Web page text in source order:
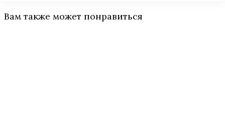
Вам также может понравиться